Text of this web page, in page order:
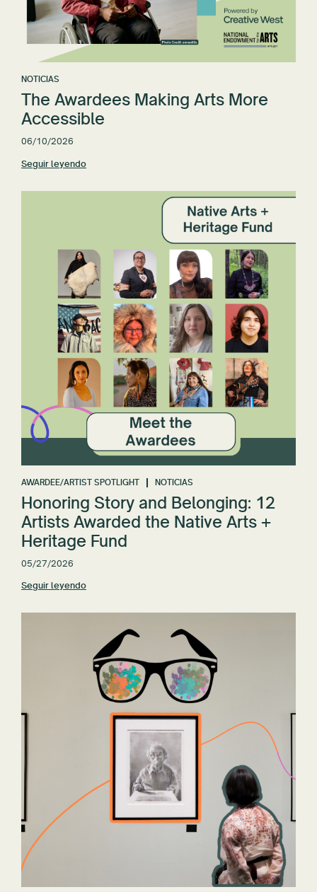
NOTICIAS
The Awardees Making Arts More
Accessible
06/10/2026
Seguir leyendo
AWARDEE/ARTIST SPOTLIGHT NOTICIAS
Honoring Story and Belonging: 12
Artists Awarded the Native Arts +
Heritage Fund
05/27/2026
Seguir leyendo